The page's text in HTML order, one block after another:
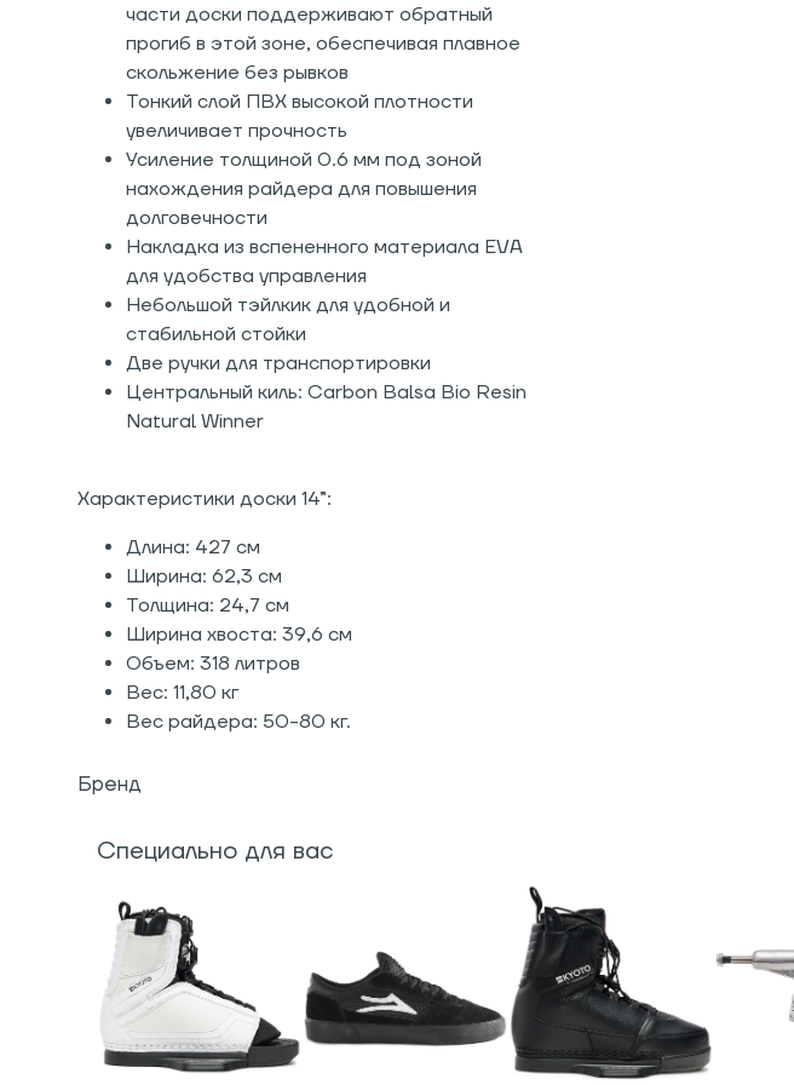
части доски поддерживают обратный
прогиб в этой зоне, обеспечивая плавное
скольжение без рывков
Тонкий слой ПВХ высокой плотности
увеличивает прочность
Усиление толщиной 0.6 мм под зоной
нахождения райдера для повышения
долговечности
Накладка из вспененного материала EVA
для удобства управления
Небольшой тэйлкик для удобной и
стабильной стойки
Две ручки для транспортировки
Центральный киль: Carbon Balsa Bio Resin
Natural Winner
Характеристики доски 14”:
Длина: 427 см
Ширина: 62,3 см
Толщина: 24,7 см
Ширина хвоста: 39,6 см
Объем: 318 литров
Вес: 11,80 кг
Вес райдера: 50-80 кг.
Бренд
Специально для вас